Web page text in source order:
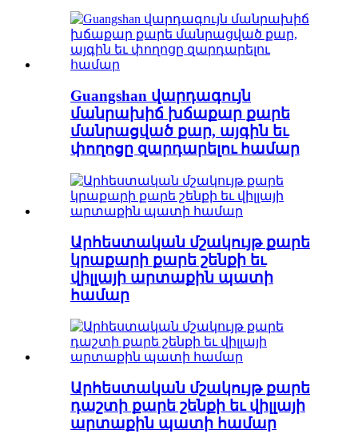
Guangshan վարդագույն
մանրախիճ խճաքար քարե
մանրացված քար, այգին եւ
փողոցը զարդարելու համար
Արհեստական ​​մշակույթ քարե
կրաքարի քարե շենքի եւ
վիլլայի արտաքին պատի
համար
Արհեստական ​​մշակույթ քարե
դաշտի քարե շենքի եւ վիլլայի
արտաքին պատի համար